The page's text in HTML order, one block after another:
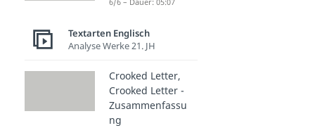
Textarten Englisch
Analyse Werke 21. JH
Crooked Letter,
Crooked Letter -
Zusammenfassu
ng